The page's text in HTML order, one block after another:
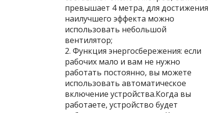
превышает 4 метра, для достижения
наилучшего эффекта можно
использовать небольшой
вентилятор;
2. Функция энергосбережения: если
рабочих мало и вам не нужно
работать постоянно, вы можете
использовать автоматическое
включение устройства.Когда вы
работаете, устройство будет